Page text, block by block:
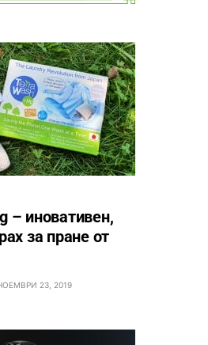
– иновативен,
за пране от
23, 2019